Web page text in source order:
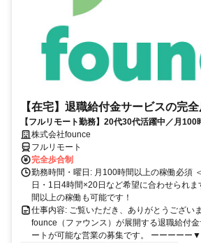
【在宅】退職給付金サービスの完
【フルリモート勤務】20代30代活躍中／月
の最高月収100万円／営業経験1年あればOK／
研修制度充実
株式会社founce
フルリモート
完全歩合制
勤務時間・曜日: 月100時間以上の稼働必須
日・1日4時間×20日など希望に合わせられ
間以上の稼働も可能です！
仕事内容: ご覧いただき、ありがとうござい
founce（ファウンス）が展開する退職給付
ートが可能な営業の募集です。 ーーーーー